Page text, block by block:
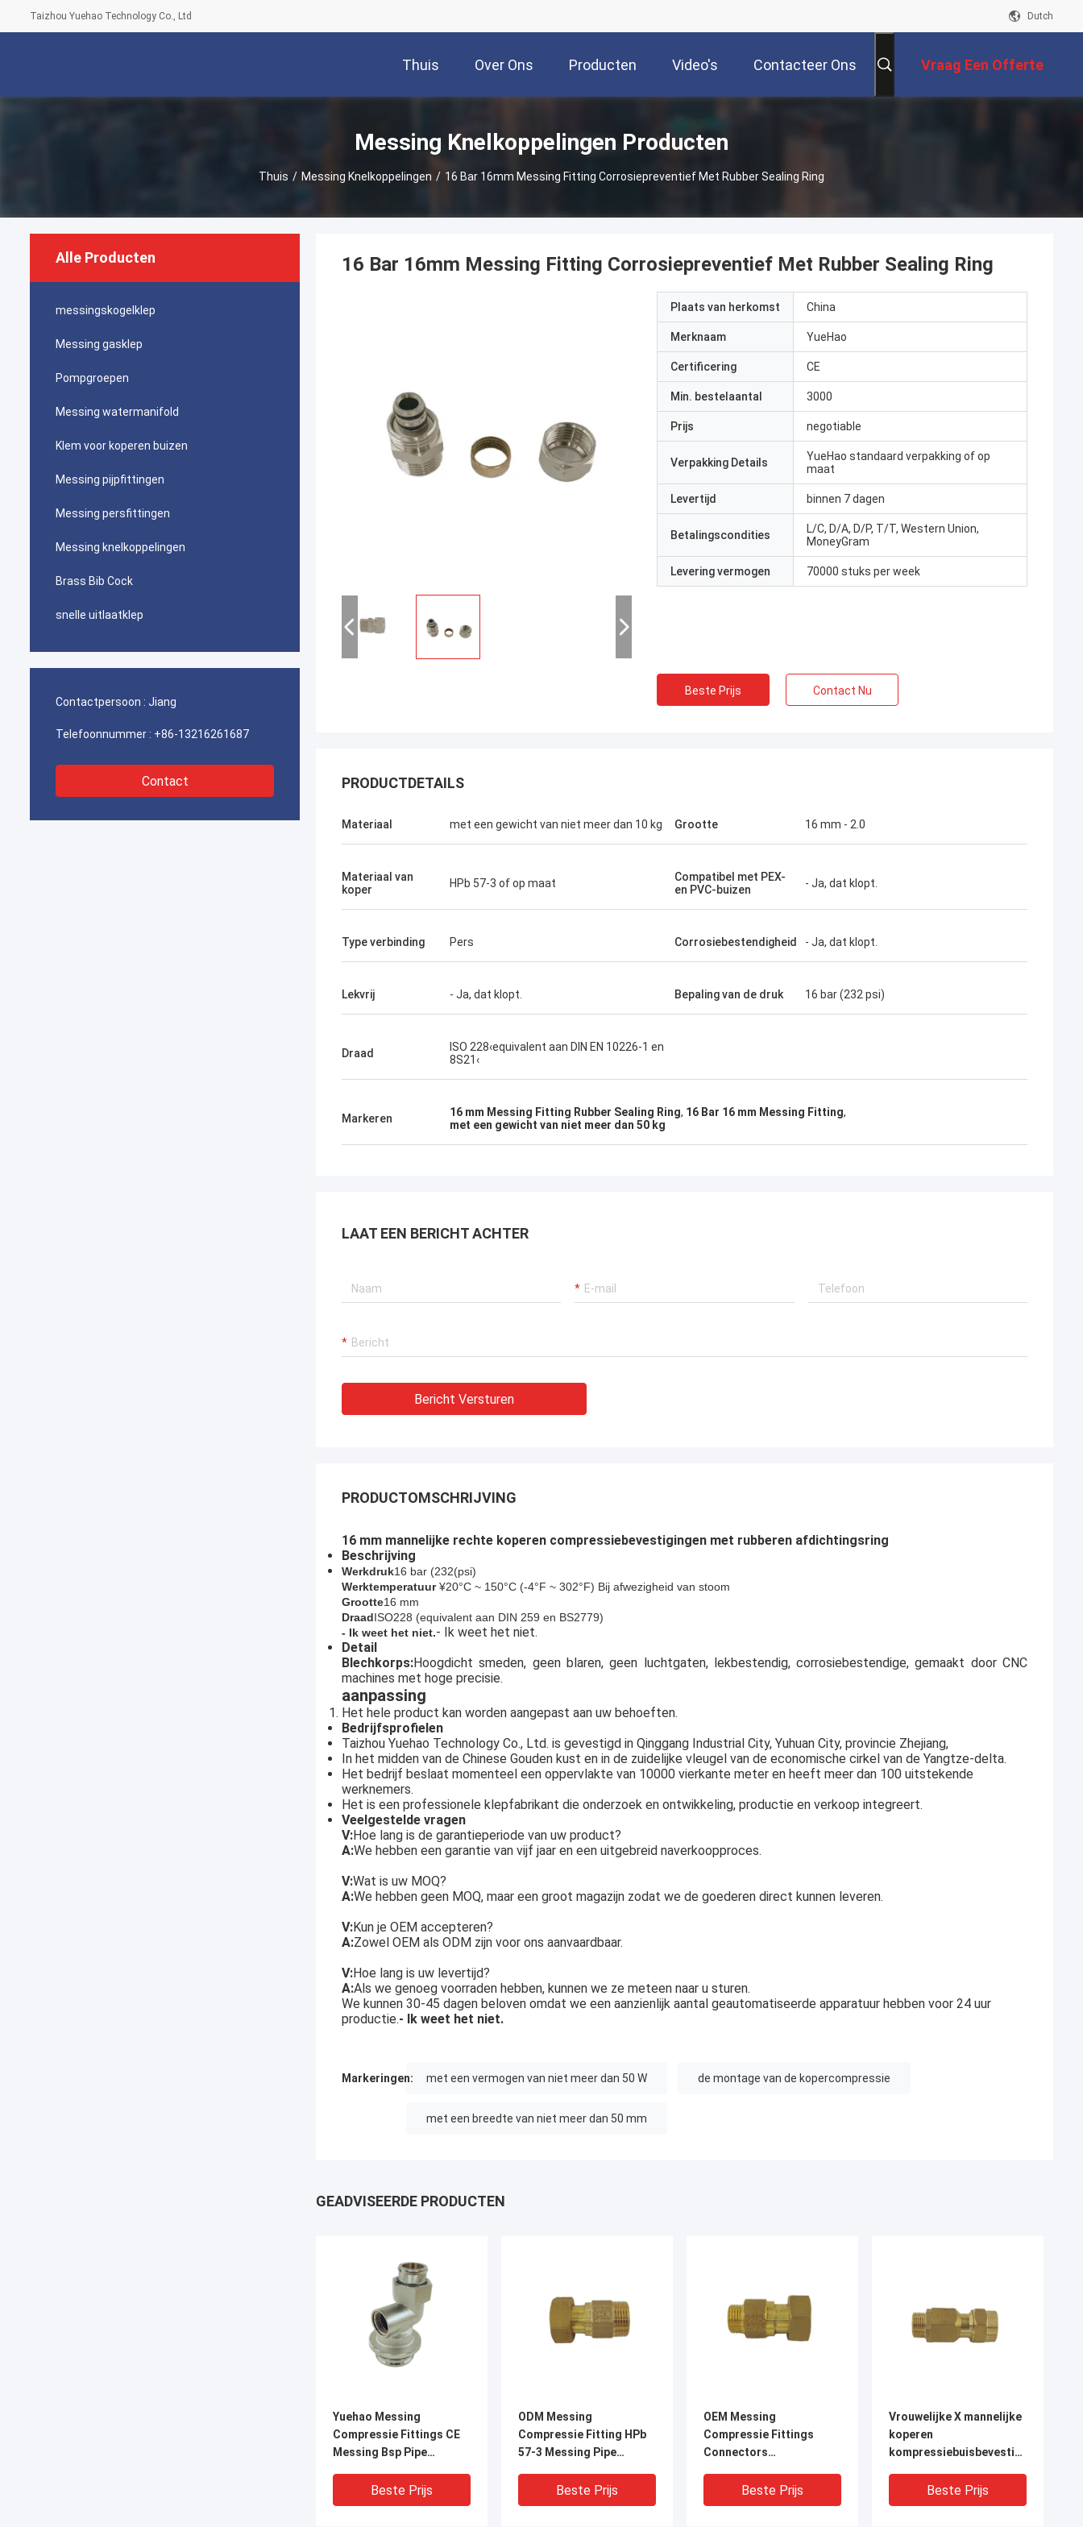
Taizhou Yuehao Technology Co., Ltd Dutch
Thuis Over Ons Producten Video's Contacteer Ons Vraag Een Offerte
Messing Knelkoppelingen Producten
Thuis / Messing Knelkoppelingen / 16 Bar 16mm Messing Fitting Corrosiepreventief Met Rubber Sealing Ring
Alle Producten
messingskogelklep
Messing gasklep
Pompgroepen
Messing watermanifold
Klem voor koperen buizen
Messing pijpfittingen
Messing persfittingen
Messing knelkoppelingen
Brass Bib Cock
snelle uitlaatklep
Contactpersoon : Jiang
Telefoonnummer : +86-13216261687
Contact
16 Bar 16mm Messing Fitting Corrosiepreventief Met Rubber Sealing Ring
Plaats van herkomst China
Merknaam YueHao
Certificering CE
Min. bestelaantal 3000
Prijs negotiable
Verpakking Details
YueHao standaard verpakking of op
maat
Levertijd binnen 7 dagen
Betalingscondities
L/C, D/A, D/P, T/T, Western Union,
MoneyGram
Levering vermogen 70000 stuks per week
Beste Prijs Contact Nu
PRODUCTDETAILS
Materiaal met een gewicht van niet meer dan 10 kg Grootte 16 mm - 2.0
Materiaal van
koper
HPb 57-3 of op maat
Compatibel met PEX-
en PVC-buizen
- Ja, dat klopt.
Type verbinding Pers Corrosiebestendigheid - Ja, dat klopt.
Lekvrij - Ja, dat klopt. Bepaling van de druk 16 bar (232 psi)
Draad
ISO 228‹equivalent aan DIN EN 10226-1 en
8S21‹
Markeren 16 mm Messing Fitting Rubber Sealing Ring, 16 Bar 16 mm Messing Fitting,
met een gewicht van niet meer dan 50 kg
LAAT EEN BERICHT ACHTER
Bericht Versturen
PRODUCTOMSCHRIJVING
16 mm mannelijke rechte koperen compressiebevestigingen met rubberen afdichtingsring
Beschrijving
Werkdruk16 bar (232(psi)
Werktemperatuur ¥20°C ~ 150°C (-4°F ~ 302°F) Bij afwezigheid van stoom
Grootte16 mm
DraadISO228 (equivalent aan DIN 259 en BS2779)
- Ik weet het niet.- Ik weet het niet.
Detail
Blechkorps:Hoogdicht smeden, geen blaren, geen luchtgaten, lekbestendig, corrosiebestendige, gemaakt door CNC
machines met hoge precisie.
aanpassing
Het hele product kan worden aangepast aan uw behoeften.
Bedrijfsprofielen
Taizhou Yuehao Technology Co., Ltd. is gevestigd in Qinggang Industrial City, Yuhuan City, provincie Zhejiang,
In het midden van de Chinese Gouden kust en in de zuidelijke vleugel van de economische cirkel van de Yangtze-delta.
Het bedrijf beslaat momenteel een oppervlakte van 10000 vierkante meter en heeft meer dan 100 uitstekende
werknemers.
Het is een professionele klepfabrikant die onderzoek en ontwikkeling, productie en verkoop integreert.
Veelgestelde vragen
V:Hoe lang is de garantieperiode van uw product?
A:We hebben een garantie van vijf jaar en een uitgebreid naverkoopproces.
V:Wat is uw MOQ?
A:We hebben geen MOQ, maar een groot magazijn zodat we de goederen direct kunnen leveren.
V:Kun je OEM accepteren?
A:Zowel OEM als ODM zijn voor ons aanvaardbaar.
V:Hoe lang is uw levertijd?
A:Als we genoeg voorraden hebben, kunnen we ze meteen naar u sturen.
We kunnen 30-45 dagen beloven omdat we een aanzienlijk aantal geautomatiseerde apparatuur hebben voor 24 uur
productie.- Ik weet het niet.
Markeringen: met een vermogen van niet meer dan 50 W de montage van de kopercompressie
met een breedte van niet meer dan 50 mm
GEADVISEERDE PRODUCTEN
Yuehao Messing
Compressie Fittings CE
Messing Bsp Pipe
Beste Prijs
ODM Messing
Compressie Fitting HPb
57-3 Messing Pipe
Beste Prijs
OEM Messing
Compressie Fittings
Connectors
Beste Prijs
Vrouwelijke X mannelijke
koperen
kompressiebuisbevestigingen
Beste Prijs